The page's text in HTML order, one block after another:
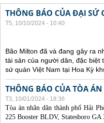
THÔNG BÁO CỦA ĐẠI SỨ
T5, 10/10/2024 - 10:40
Bão Milton đã và đang gây ra
tài sản của người dân, đặc
sứ quán Việt Nam tại Hoa Kỳ
THÔNG BÁO CỦA TÒA
T3, 10/01/2024 - 18:36
Tòa án nhân dân thành phố Hải
225 Booster BLDV, Statesboro